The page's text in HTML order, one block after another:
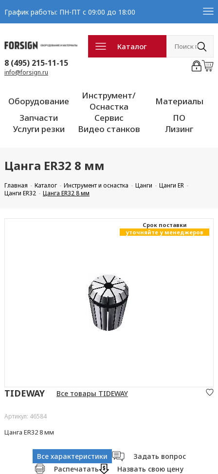
График работы: ПН-ПТ с 09:00 до 18:00
Каталог
8 (495) 215-11-15
info@forsign.ru
Оборудование
Инструмент/
Оснастка
Материалы
Запчасти
Сервис
ПО
Услуги резки
Видео станков Лизинг
Цанга ER32 8 мм
Главная Каталог Инструмент и оснастка Цанги
Цанги ER
Цанги ER32
Цанга ER32 8 мм
Cрок поставки
уточняйте у менеджеров
TIDEWAY Все товары TIDEWAY
Артикул: 46584
Цанга ER32 8 мм
Все характеристики
Задать вопрос
Распечатать
Назвать свою цену